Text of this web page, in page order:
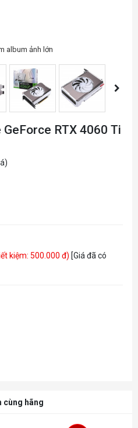
album ảnh lớn
RTX 4060 Ti
kiệm: 500.000 đ) [Giá đã có
cùng hãng